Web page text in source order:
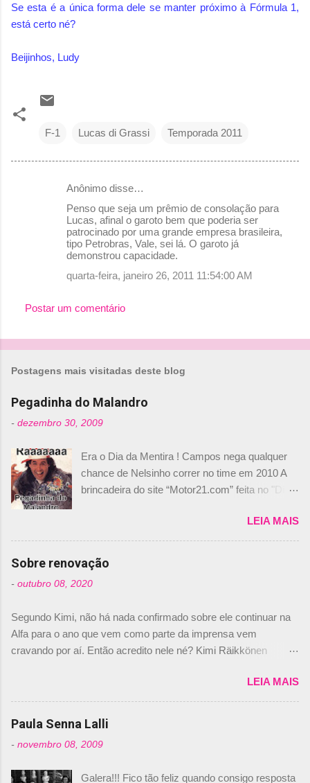
Se esta é a única forma dele se manter próximo à Fórmula 1,
está certo né?
Beijinhos, Ludy
F-1 Lucas di Grassi Temporada 2011
á
i
o
Anônimo disse…
Penso que seja um prêmio de consolação para
Lucas, afinal o garoto bem que poderia ser
patrocinado por uma grande empresa brasileira,
tipo Petrobras, Vale, sei lá. O garoto já
demonstrou capacidade.
quarta-feira, janeiro 26, 2011 11:54:00 AM
Postar um comentário
Postagens mais visitadas deste blog
Pegadinha do Malandro
- dezembro 30, 2009
Era o Dia da Mentira ! Campos nega qualquer
chance de Nelsinho correr no time em 2010 A
brincadeira do site “Motor21.com” feita no "Día
de abril –, afirmando que Nelson Piquet havia
comprado 15% das ações da Campos, dando,
com isso, um lugar no time a Nelsinho Piquet,
foi esclarecida de uma vez por todas por
Daniele Audetto, diretor da escuderia. O
não será o companheiro de Bruno Senna em
2010. "Na verdade, nós recebemos uma oferta
de Piquet", admitiu Audetto. “Mas depois de ter
dois brasileiros”, explicou, dizendo ainda que
não tem nada contra o filho do tricampeão
Nelson Piquet. “Ele é um bom piloto, rápido e
experiente.” Audetto disse ainda que a suposta
não corresponde à realidade. “O suposto 15%
LEIA MAIS
Sobre renovação
- outubro 08, 2020
Segundo Kimi, não há nada confirmado sobre ele continuar na
Alfa para o ano que vem como parte da imprensa vem
cravando por aí. Então acredito nele né? Kimi Räikkönen
truth but I’ve never had an option in my contract so that’s
should, pretty much, tell you that it’s not true." #Kimi7 #EifelGP
#AlfaRomeoRacing pic.twitter.com/77EDVn39Ia — Kimi
Romain falando sobre o fato do Iceman estar há tantos anos na
LEIA MAIS
Paula Senna Lalli
- novembro 08, 2009
Galera!!! Fico tão feliz quando consigo resposta